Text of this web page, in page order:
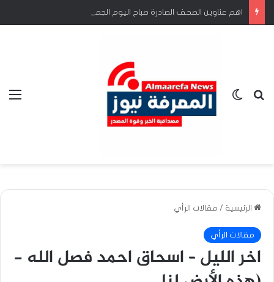
اهم عناوين الصحف الصادرة صباح اليوم الجمعة 7اغسطس
بحث عنالوضع المظلم
الرئيسية / مقالات الرأي
مقالات الرأي
اخر الليل – اسحاق احمد فصل الله -